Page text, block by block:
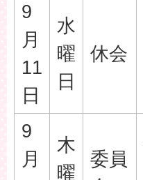
9
月
11
日
水
曜
日
休会
9
月
木
曜
委員